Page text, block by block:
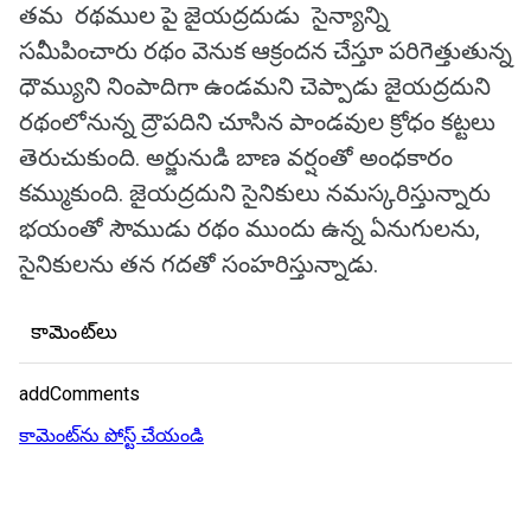
తమ రథముల పై జైయద్రదుడు సైన్యాన్ని
సమీపించారు రథం వెనుక ఆక్రందన చేస్తూ పరిగెత్తుతున్న
ధౌమ్యుని నింపాదిగా ఉండమని చెప్పాడు జైయద్రదుని
రథంలోనున్న ద్రౌపదిని చూసిన పాండవుల క్రోధం కట్టలు
తెరుచుకుంది. అర్జునుడి బాణ వర్షంతో అంధకారం
కమ్ముకుంది. జైయద్రదుని సైనికులు నమస్కరిస్తున్నారు
భయంతో సౌముడు రథం ముందు ఉన్న ఏనుగులను,
సైనికులను తన గదతో సంహరిస్తున్నాడు.
కామెంట్‌లు
addComments
కామెంట్‌ను పోస్ట్ చేయండి